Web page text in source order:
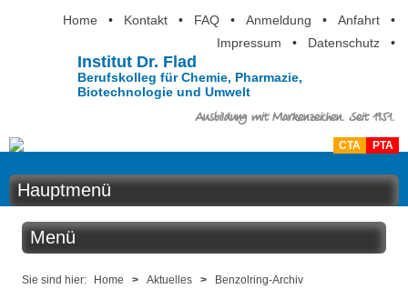
Home • Kontakt • FAQ • Anmeldung • Anfahrt
•
Impressum
• Datenschutz •
Institut Dr. Flad
Berufskolleg für Chemie, Pharmazie,
Biotechnologie und Umwelt
Ausbildung mit Markenzeichen. Seit 1951.
CTA PTA
Hauptmenü
Home
Menü
Aktuelles
Sie sind hier: Home > Aktuelles > Benzolring-Archiv